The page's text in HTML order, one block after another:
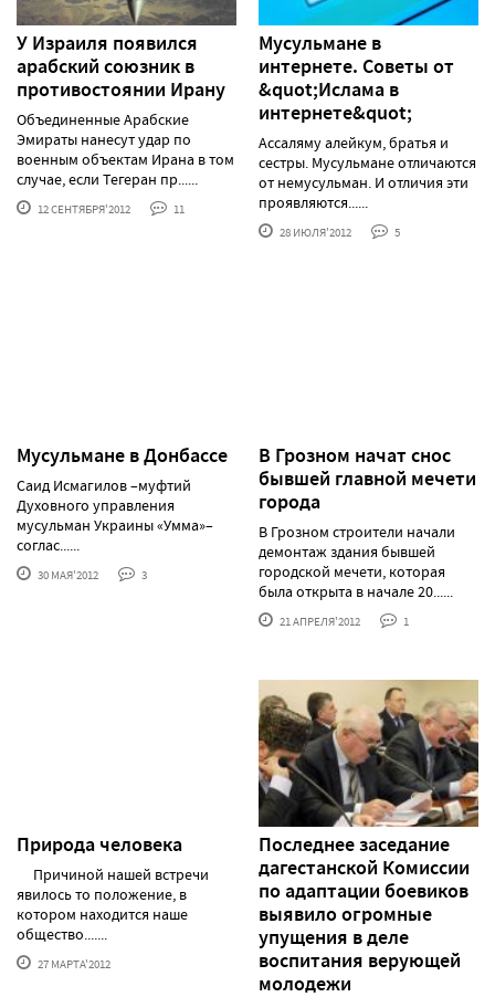
У Израиля появился
арабский союзник в
противостоянии Ирану
Объединенные Арабские
Эмираты нанесут удар по
военным объектам Ирана в том
случае, если Тегеран пр......
12 СЕНТЯБРЯ'2012 11
Мусульмане в
интернете. Советы от
&quot;Ислама в
интернете&quot;
Ассаляму алейкум, братья и
сестры. Мусульмане отличаются
от немусульман. И отличия эти
проявляются......
28 ИЮЛЯ'2012 5
Мусульмане в Донбассе
Саид Исмагилов –муфтий
Духовного управления
мусульман Украины «Умма»–
соглас......
30 МАЯ'2012 3
В Грозном начат снос
бывшей главной мечети
города
В Грозном строители начали
демонтаж здания бывшей
городской мечети, которая
была открыта в начале 20......
21 АПРЕЛЯ'2012 1
Природа человека
Причиной нашей встречи
явилось то положение, в
котором находится наше
общество.......
27 МАРТА'2012
Последнее заседание
дагестанской Комиссии
по адаптации боевиков
выявило огромные
упущения в деле
воспитания верующей
молодежи